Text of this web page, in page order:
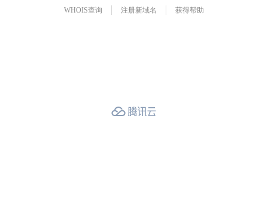
WHOIS查询 注册新域名 获得帮助